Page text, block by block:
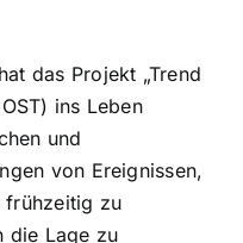
das Projekt „Trend
ins Leben
und
von Ereignissen,
frühzeitig zu
die Lage zu